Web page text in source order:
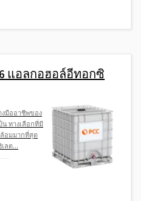
แอลกอฮอล์อีทอกซิ
งมืออาชีพของ
น ทางเลือกที่มี
อมมากที่สุด
ลต...